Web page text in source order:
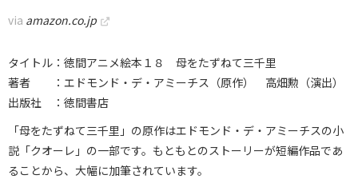
via amazon.co.jp
タイトル：徳間アニメ絵本１８ 母をたずねて三千里
著者 ：エドモンド・デ・アミーチス（原作） 高畑勲（演出）
出版社 ：徳間書店
「母をたずねて三千里」の原作はエドモンド・デ・アミーチスの小
説「クオーレ」の一部です。もともとのストーリーが短編作品であ
ることから、大幅に加筆されています。